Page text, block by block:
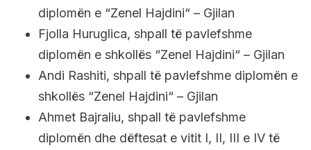
diplomën e “Zenel Hajdini“ – Gjilan
Fjolla Huruglica, shpall të pavlefshme
diplomën e shkollës “Zenel Hajdini“ – Gjilan
Andi Rashiti, shpall të pavlefshme diplomën e
shkollës “Zenel Hajdini“ – Gjilan
Ahmet Bajraliu, shpall të pavlefshme
diplomën dhe dëftesat e vitit I, II, III e IV të